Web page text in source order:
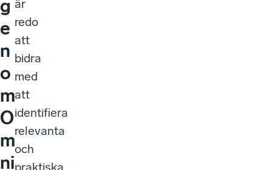
g
e
n
o
m
O
m
ni
är
redo
att
bidra
med
att
identifiera
relevanta
och
praktiska